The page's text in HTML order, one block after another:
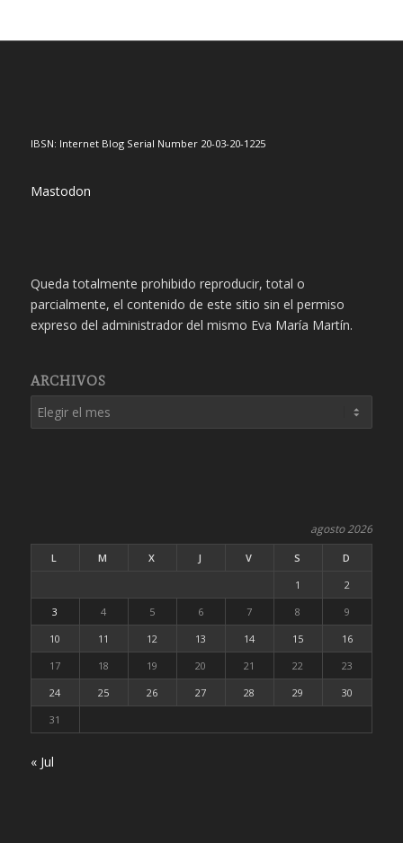
IBSN: Internet Blog Serial Number 20-03-20-1225
Mastodon
Queda totalmente prohibido reproducir, total o
parcialmente, el contenido de este sitio sin el permiso
expreso del administrador del mismo Eva María Martín.
ARCHIVOS
agosto 2026
L M X J V S
D
1
2
3
4 5 6 7 8
9
10
11 12 13 14 15
16
17
18 19 20 21 22
23
24
25 26 27 28 29
30
31
« Jul